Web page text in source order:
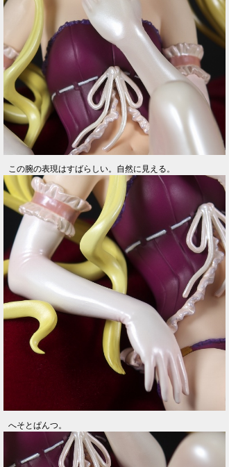
この腕の表現はすばらしい。自然に見える。
へそとぱんつ。